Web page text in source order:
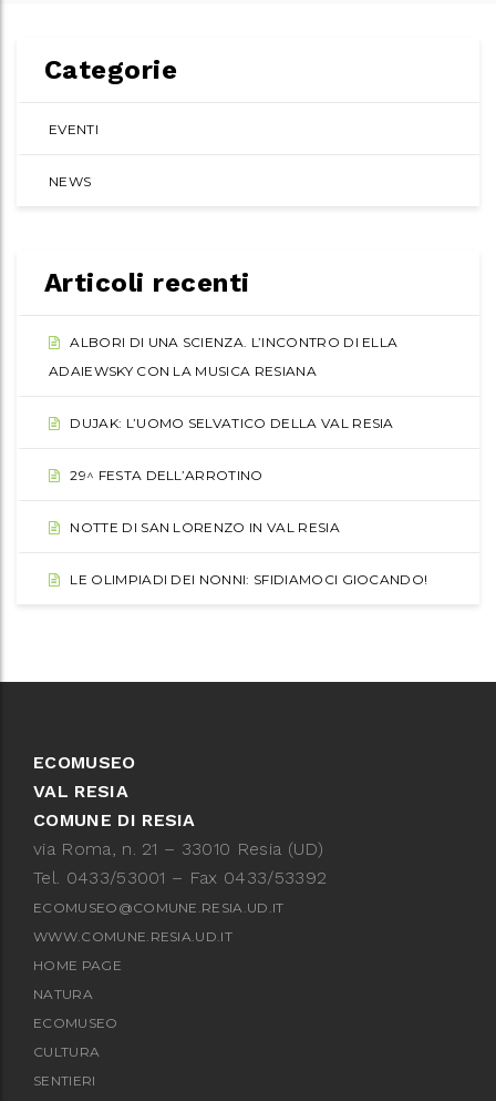
Categorie
EVENTI
NEWS
Articoli recenti
ALBORI DI UNA SCIENZA. L’INCONTRO DI ELLA
ADAIEWSKY CON LA MUSICA RESIANA
DUJAK: L’UOMO SELVATICO DELLA VAL RESIA
29^ FESTA DELL’ARROTINO
NOTTE DI SAN LORENZO IN VAL RESIA
LE OLIMPIADI DEI NONNI: SFIDIAMOCI GIOCANDO!
ECOMUSEO
VAL RESIA
COMUNE DI RESIA
via Roma, n. 21 – 33010 Resia (UD)
Tel. 0433/53001 – Fax 0433/53392
ECOMUSEO@COMUNE.RESIA.UD.IT
WWW.COMUNE.RESIA.UD.IT
HOME PAGE
NATURA
ECOMUSEO
CULTURA
SENTIERI